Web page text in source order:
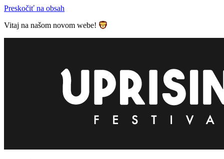
Preskočiť na obsah
Vitaj na našom novom webe!